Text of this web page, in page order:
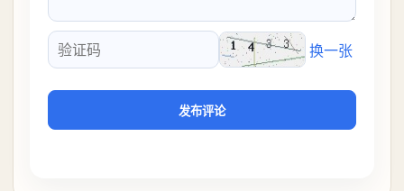
验证码
换一张
发布评论